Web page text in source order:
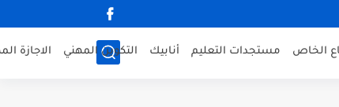
الخاص مستجدات التعليم أنابيك التكوين المهني الاجازة